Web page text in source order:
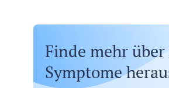
Finde mehr
Symptome